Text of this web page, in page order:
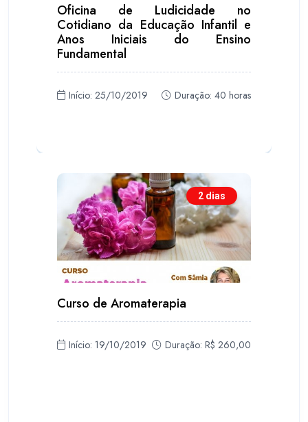
Oficina de Ludicidade no
Cotidiano da Educação Infantil e
Anos Iniciais do Ensino
Fundamental
Início: 25/10/2019 Duração: 40 horas
2 dias
Curso de Aromaterapia
Início: 19/10/2019 Duração: R$ 260,00